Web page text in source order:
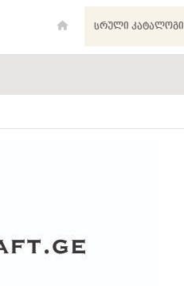
ᲡᲠᲣᲚᲘ ᲙᲐᲢᲐᲚᲝᲒᲘ